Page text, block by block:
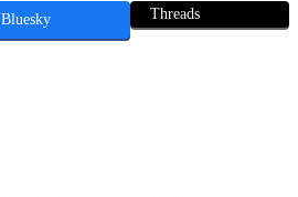
Bluesky Threads